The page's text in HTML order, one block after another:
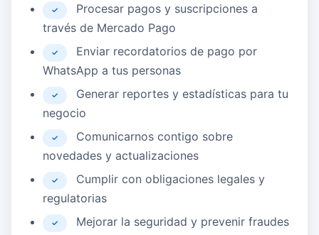
✓
Procesar pagos y suscripciones a
través de Mercado Pago
✓
Enviar recordatorios de pago por
WhatsApp a tus personas
✓
Generar reportes y estadísticas para tu
negocio
✓
Comunicarnos contigo sobre
novedades y actualizaciones
✓
Cumplir con obligaciones legales y
regulatorias
✓ Mejorar la seguridad y prevenir fraudes